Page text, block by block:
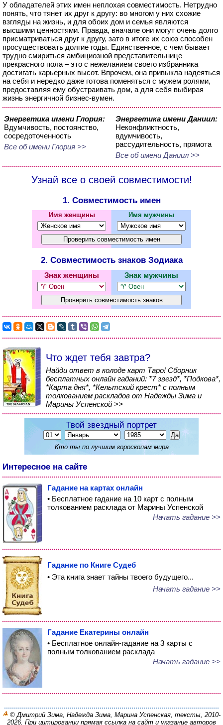
У обладателей этих имен неплохая совместимость. Нетрудно
понять, что тянет их друг к другу: во многом у них схожие
взгляды на жизнь, и для обоих дом и семья являются
высшими ценностями. Правда, вначале они могут очень долго
присматриваться друг к другу, зато в итоге их союз способен
просуществовать долгие годы. Единственное, с чем бывает
трудно смириться амбициозной представительнице
прекрасного пола – это с нежеланием своего избранника
достигать карьерных высот. Впрочем, она привыкла надеяться
на себя и нередко даже готова поменяться с мужем ролями,
предоставляя ему обустраивать дом, а для себя выбирая
жизнь энергичной бизнес-вумен.
Энергетика имени Глория:
Вдумчивость, постоянство,
сосредоточенность
Все об имени Глория >>
Энергетика имени Даниил:
Неконфликтность,
вдумчивость,
рассудительность, прямота
Все об имени Даниил >>
Узнай все о своей совместимости!
1. Совместимость имен
Имя женщины Имя мужчины
2. Совместимость знаков Зодиака
Знак женщины Знак мужчины
Что ждет тебя завтра?
Найди ответ в колоде карт Таро! Сборник
бесплатных онлайн гаданий: *7 звезд*, *Подкова*,
*Карта дня*, *Кельтский крест* с полным
толкованием раскладов от Надежды Зима и
Марины Успенской >>
Твой звездный портрет
Кто ты по лучшим гороскопам мира
Интересное на сайте
Гадание на картах онлайн
• Бесплатное гадание на 10 карт с полным
толкованием расклада от Марины Успенской
Начать гадание >>
Гадание по Книге Судеб
• Эта книга знает тайны твоего будущего...
Начать гадание >>
Гадание Екатерины онлайн
• Бесплатное онлайн-гадание на 3 карты с
полным толкованием расклада
Начать гадание >>
© Дмитрий Зима, Надежда Зима, Марина Успенская, тексты, 2010-
2026. При цитировании прямая ссылка на сайт и указание авторов